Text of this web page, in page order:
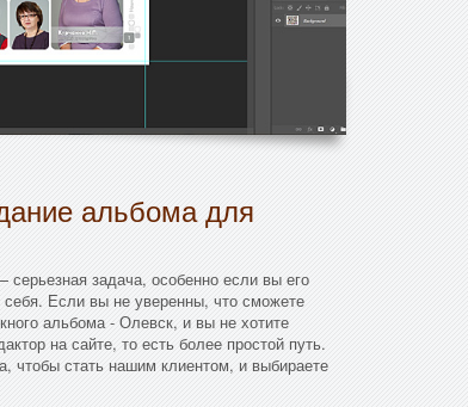
альбома для
задача, особенно если вы его
Если вы не уверенны, что сможете
альбома - Олевск, и вы не хотите
на сайте, то есть более простой путь.
чтобы стать нашим клиентом, и выбираете